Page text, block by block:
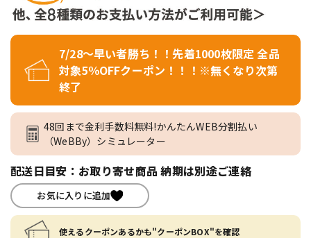
7/28～早い者勝ち！！先着1000枚限定 全品
対象5％OFFクーポン！！！※無くなり次第
終了
48回まで金利手数料無料!かんたんWEB分割払い
（WeBBy）シミュレーター
配送日目安：お取り寄せ商品 納期は別途ご連絡
お気に入りに追加
使えるクーポンあるかも"クーポンBOX"を確認